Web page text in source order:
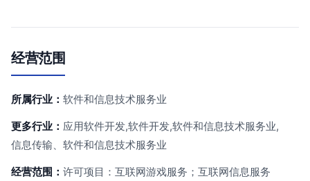
经营范围
所属行业： 软件和信息技术服务业
更多行业： 应用软件开发,软件开发,软件和信息技术服务业,
信息传输、软件和信息技术服务业
经营范围： 许可项目：互联网游戏服务；互联网信息服务